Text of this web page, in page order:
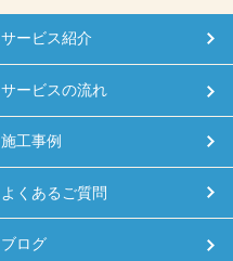
サービス紹介
サービスの流れ
施工事例
よくあるご質問
ブログ